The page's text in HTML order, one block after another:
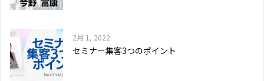
2月 1, 2022
セミナー集客3つのポイント